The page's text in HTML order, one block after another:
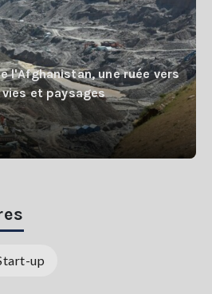
l'Afghanistan, une ruée vers
et paysages
up